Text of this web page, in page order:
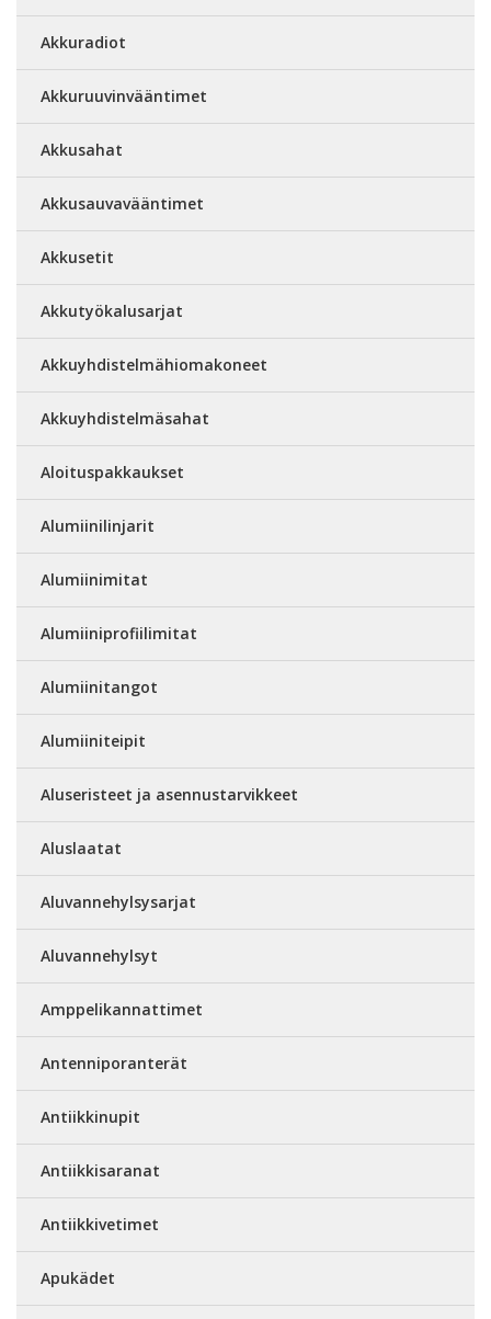
Akkuradiot
Akkuruuvinvääntimet
Akkusahat
Akkusauvavääntimet
Akkusetit
Akkutyökalusarjat
Akkuyhdistelmähiomakoneet
Akkuyhdistelmäsahat
Aloituspakkaukset
Alumiinilinjarit
Alumiinimitat
Alumiiniprofiilimitat
Alumiinitangot
Alumiiniteipit
Aluseristeet ja asennustarvikkeet
Aluslaatat
Aluvannehylsysarjat
Aluvannehylsyt
Amppelikannattimet
Antenniporanterät
Antiikkinupit
Antiikkisaranat
Antiikkivetimet
Apukädet